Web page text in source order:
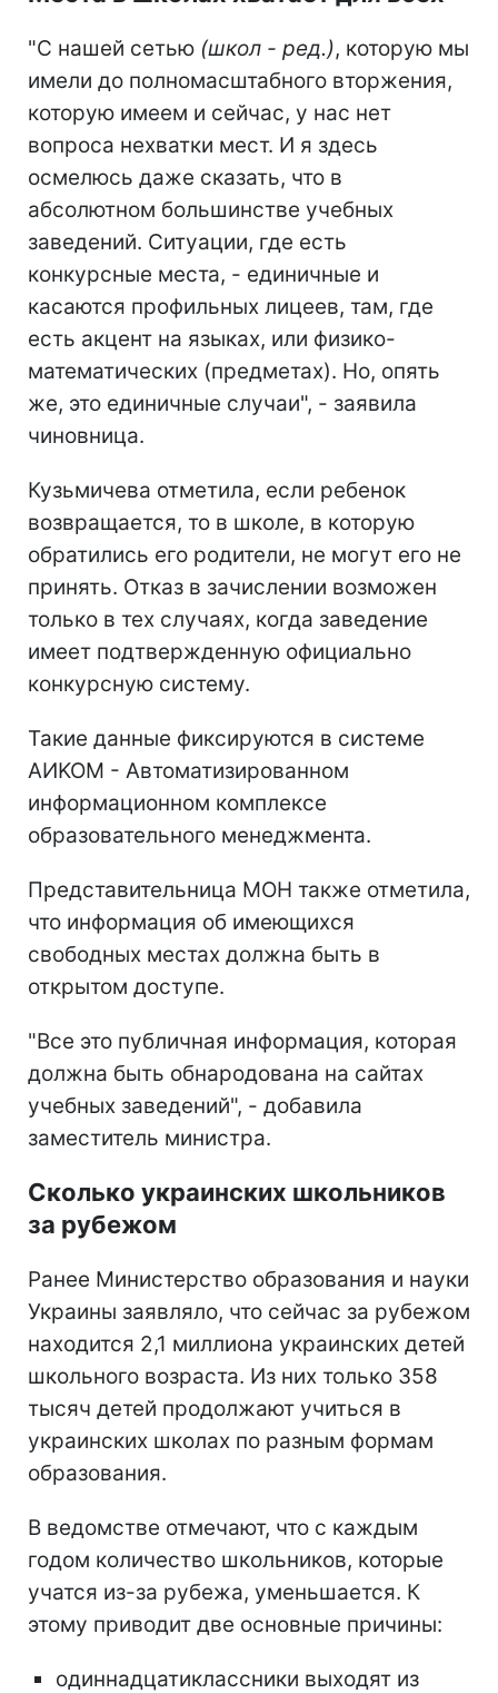
"С нашей сетью (школ - ред.), которую мы
имели до полномасштабного вторжения,
которую имеем и сейчас, у нас нет
вопроса нехватки мест. И я здесь
осмелюсь даже сказать, что в
абсолютном большинстве учебных
заведений. Ситуации, где есть
конкурсные места, - единичные и
касаются профильных лицеев, там, где
есть акцент на языках, или физико-
математических (предметах). Но, опять
же, это единичные случаи", - заявила
чиновница.
Кузьмичева отметила, если ребенок
возвращается, то в школе, в которую
обратились его родители, не могут его не
принять. Отказ в зачислении возможен
только в тех случаях, когда заведение
имеет подтвержденную официально
конкурсную систему.
Такие данные фиксируются в системе
AИKOM - Автоматизированном
информационном комплексе
образовательного менеджмента.
Представительница МОН также отметила,
что информация об имеющихся
свободных местах должна быть в
открытом доступе.
"Все это публичная информация, которая
должна быть обнародована на сайтах
учебных заведений", - добавила
заместитель министра.
Сколько украинских школьников
за рубежом
Ранее Министерство образования и науки
Украины заявляло, что сейчас за рубежом
находится 2,1 миллиона украинских детей
школьного возраста. Из них только 358
тысяч детей продолжают учиться в
украинских школах по разным формам
образования.
В ведомстве отмечают, что с каждым
годом количество школьников, которые
учатся из-за рубежа, уменьшается. К
этому приводит две основные причины:
одиннадцатиклассники выходят из